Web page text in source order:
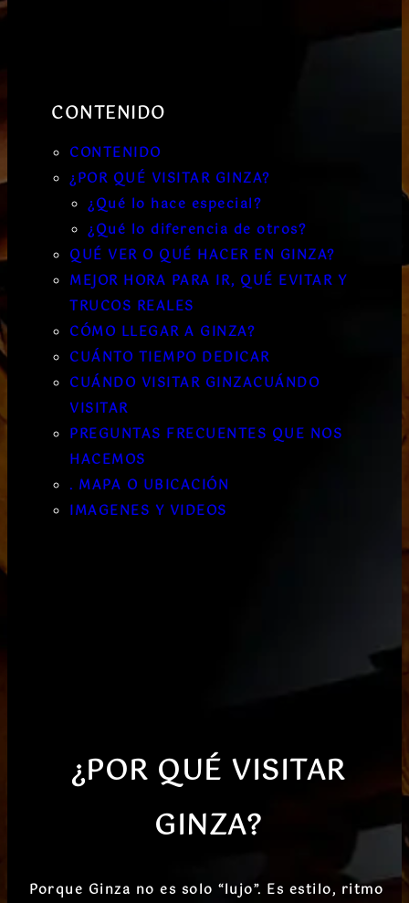
CONTENIDO
CONTENIDO
¿POR QUÉ VISITAR GINZA?
¿Qué lo hace especial?
¿Qué lo diferencia de otros?
QUÉ VER O QUÉ HACER EN GINZA?
MEJOR HORA PARA IR, QUÉ EVITAR Y
TRUCOS REALES
CÓMO LLEGAR A GINZA?
CUÁNTO TIEMPO DEDICAR
CUÁNDO VISITAR GINZACUÁNDO
VISITAR
PREGUNTAS FRECUENTES QUE NOS
HACEMOS
. MAPA O UBICACIÓN
IMAGENES Y VIDEOS
¿POR QUÉ VISITAR
GINZA?
Porque Ginza no es solo “lujo”. Es estilo, ritmo